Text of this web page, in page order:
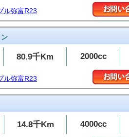
ル弥富R23
80.9千Km 2000cc
ル弥富R23
14.8千Km 4000cc